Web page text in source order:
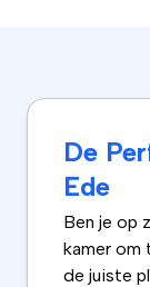
De
Ede
Ben je op
kamer om
de juiste